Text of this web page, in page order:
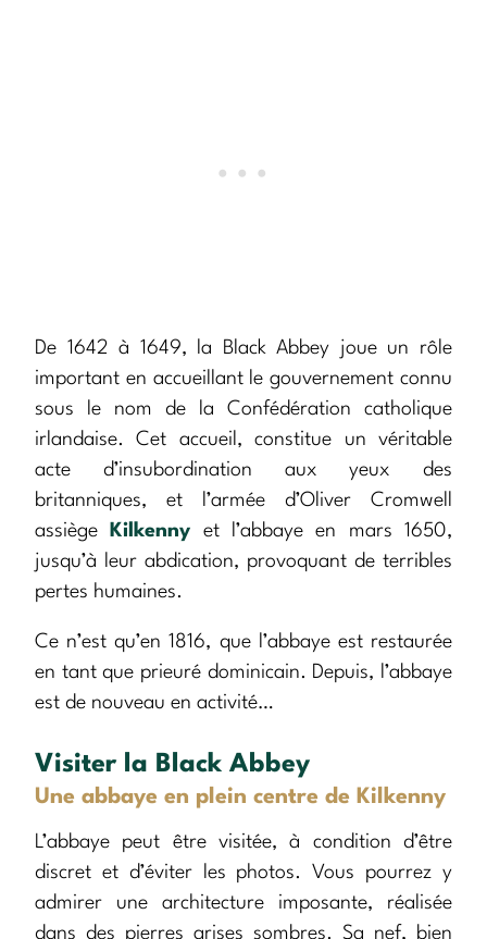
De 1642 à 1649, la Black Abbey joue un rôle
important en accueillant le gouvernement connu
sous le nom de la Confédération catholique
irlandaise. Cet accueil, constitue un véritable
acte d’insubordination aux yeux des
britanniques, et l’armée d’Oliver Cromwell
assiège
Kilkenny et l’abbaye en mars 1650,
jusqu’à leur abdication, provoquant de terribles
pertes humaines.
Ce n’est qu’en 1816, que l’abbaye est restaurée
en tant que prieuré dominicain. Depuis, l’abbaye
est de nouveau en activité…
Visiter la Black Abbey
Une abbaye en plein centre de Kilkenny
L’abbaye peut être visitée, à condition d’être
discret et d’éviter les photos. Vous pourrez y
admirer une architecture imposante, réalisée
dans des pierres grises sombres. Sa nef, bien